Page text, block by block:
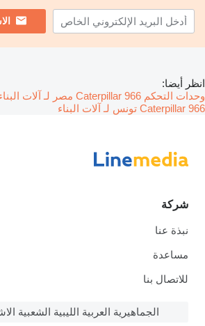
انظر أيضا:
وحدات التحكم Caterpillar 966 مصر لـ آلات البناء
Caterpillar 966 تونس لـ آلات البناء
شركة
نبذة عنا
مساعدة
للاتصال بنا
الجماهيرية العربية الليبية الشعبية